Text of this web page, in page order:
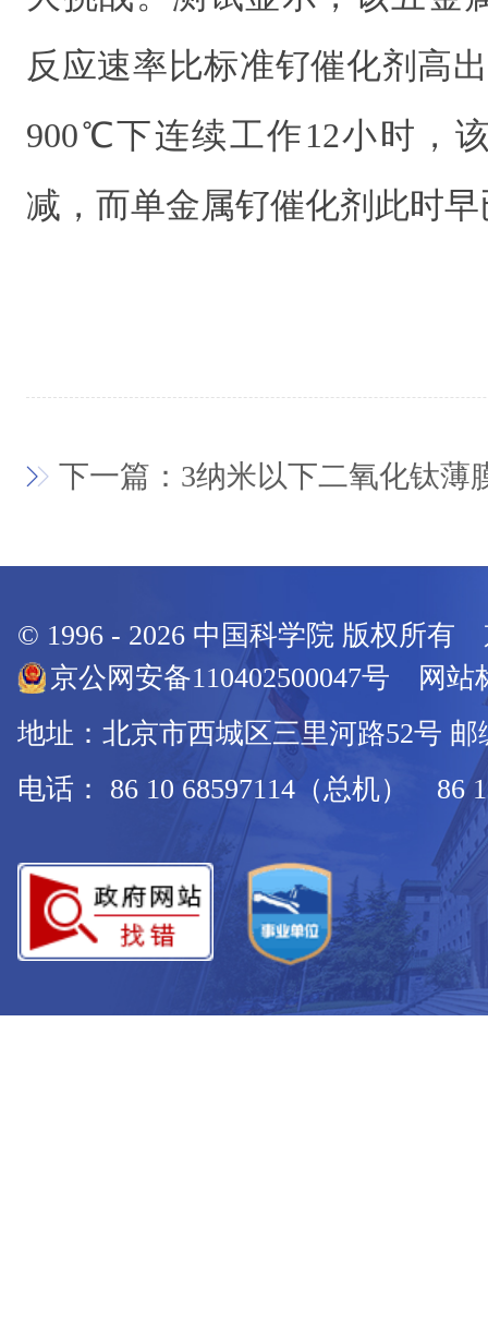
反应速率比标准钌催化剂高
900℃下连续工作12小时，
减，而单金属钌催化剂此时
下一篇：3纳米以下二氧化钛薄
© 1996 - 2026 中国科学院 版权所有
京公网安备110402500047号 网站
地址：北京市西城区三里河路52号 邮
电话： 86 10 68597114（总机） 86